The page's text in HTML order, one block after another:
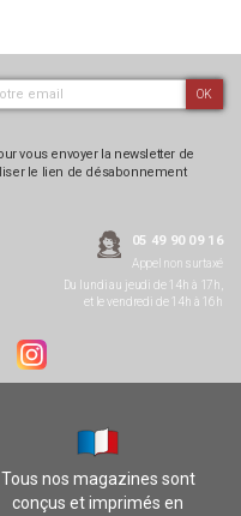
OK
vous envoyer la newsletter de
le lien de désabonnement
05 49 90 09 16
Appel non surtaxé
Du lundi au jeudi de 14h à 17h,
et le vendredi de 14h à 16h
Tous nos magazines sont
conçus et imprimés en